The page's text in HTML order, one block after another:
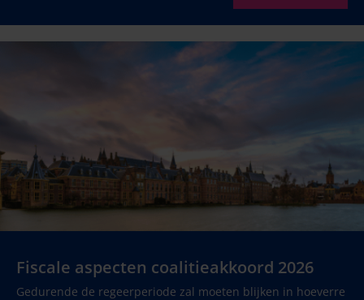
Fiscale aspecten coalitieakkoord 2026
Gedurende de regeerperiode zal moeten blijken in hoeverre